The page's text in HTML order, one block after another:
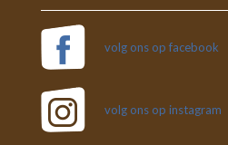
volg ons op facebook
volg ons op instagram